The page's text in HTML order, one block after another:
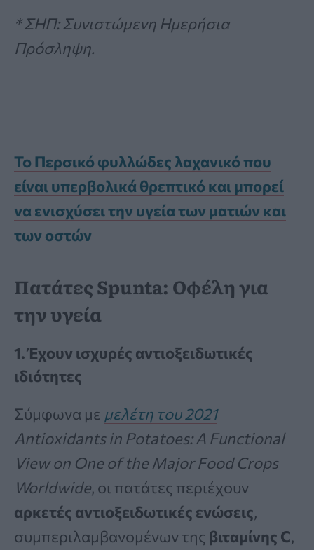
* ΣΗΠ: Συνιστώμενη Ημερήσια
Πρόσληψη.
Το Περσικό φυλλώδες λαχανικό που
είναι υπερβολικά θρεπτικό και μπορεί
να ενισχύσει την υγεία των ματιών και
των οστών
Πατάτες Spunta: Οφέλη για
την υγεία
1. Έχουν ισχυρές αντιοξειδωτικές
ιδιότητες
Σύμφωνα με μελέτη του 2021
Antioxidants in Potatoes: A Functional
View on One of the Major Food Crops
Worldwide, οι πατάτες περιέχουν
αρκετές αντιοξειδωτικές ενώσεις,
συμπεριλαμβανομένων της βιταμίνης C,